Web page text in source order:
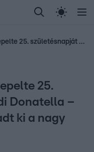
Randi Celeb vagyok,
Most Wanted Gallusz
Elképesztő helyen ünnepelte 25. születésnapját Hunyadi Donatella – Kiszel Tünde sem maradt ki a nagy napból
25.
Donatella –
ki a nagy